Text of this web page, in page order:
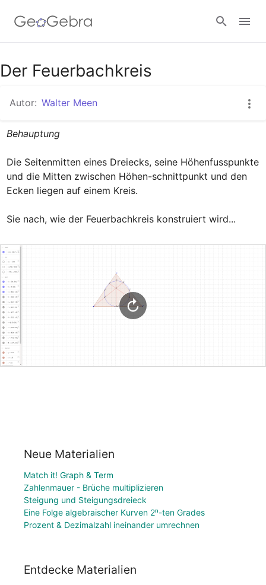
Google Classroom
GeoGebra Classroom
Der Feuerbachkreis
Autor: Walter Meen
Behauptung
Die Seitenmitten eines Dreiecks, seine Höhenfusspunkte
und die Mitten zwischen Höhen-schnittpunkt und den
Ecken liegen auf einem Kreis.
Sie nach, wie der Feuerbachkreis konstruiert wird...
Neue Materialien
Match it! Graph & Term
Zahlenmauer - Brüche multiplizieren
Steigung und Steigungsdreieck
Eine Folge algebraischer Kurven 2ⁿ-ten Grades
Prozent & Dezimalzahl ineinander umrechnen
Entdecke Materialien